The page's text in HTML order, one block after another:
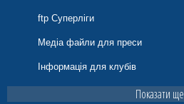
ftp Суперліги
Медіа файли для преси
Інформація для клубів
Показати ще